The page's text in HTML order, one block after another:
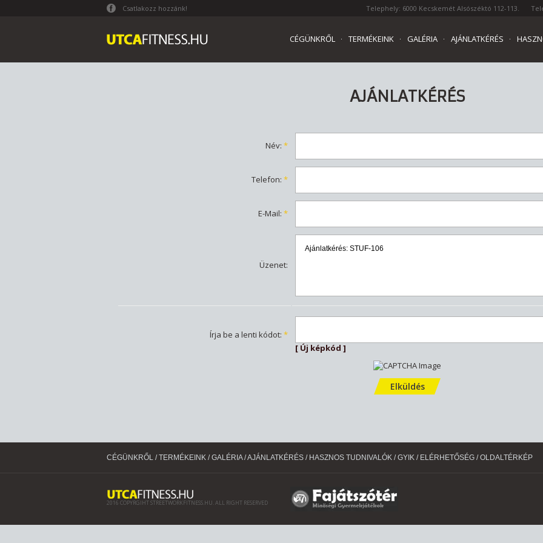
Csatlakozz hozzánk! Telephely: 6000 Kecskemét Alsószéktó 112-113.
CÉGÜNKRŐL TERMÉKEINK GALÉRIA AJÁNLATKÉRÉS
AJÁNLATKÉRÉS
Név: *
Telefon: *
E-Mail: *
Üzenet:
Írja be a lenti kódot: *
[ Új képkód ]
CÉGÜNKRŐL /TERMÉKEINK /GALÉRIA/AJÁNLATKÉRÉS / HASZNOS TUDNIVALÓK /GYIK / ELÉRHETŐSÉG /OLDALTÉRKÉP
2016 COPYRGIHT STREETWORKFITNESS.HU. ALL RIGHT RESERVED